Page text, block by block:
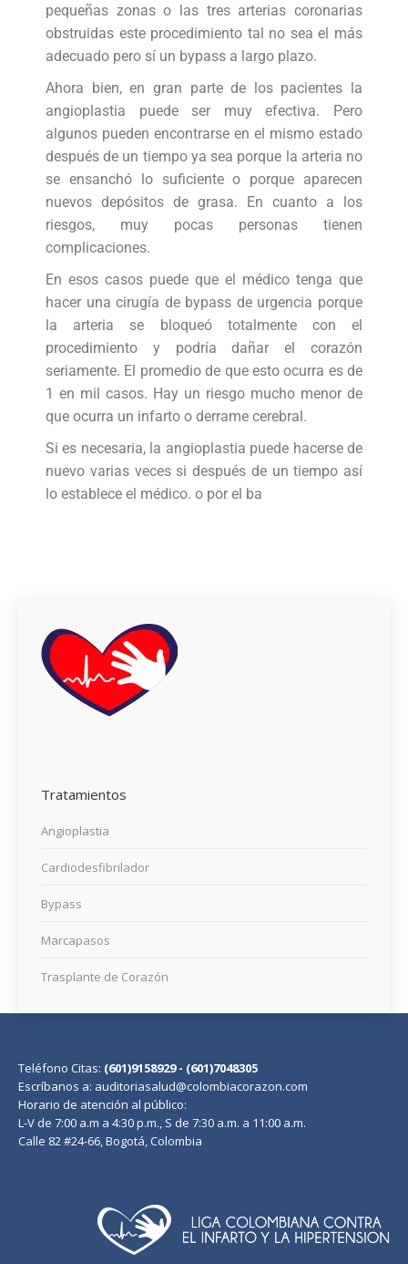
pequeñas zonas o las tres arterias coronarias
obstruidas este procedimiento tal no sea el más
adecuado pero sí un bypass a largo plazo.
Ahora bien, en gran parte de los pacientes la
angioplastia puede ser muy efectiva. Pero
algunos pueden encontrarse en el mismo estado
después de un tiempo ya sea porque la arteria no
se ensanchó lo suficiente o porque aparecen
nuevos depósitos de grasa. En cuanto a los
riesgos, muy pocas personas tienen
complicaciones.
En esos casos puede que el médico tenga que
hacer una cirugía de bypass de urgencia porque
la arteria se bloqueó totalmente con el
procedimiento y podría dañar el corazón
seriamente. El promedio de que esto ocurra es de
1 en mil casos. Hay un riesgo mucho menor de
que ocurra un infarto o derrame cerebral.
Si es necesaria, la angioplastia puede hacerse de
nuevo varias veces si después de un tiempo así
lo establece el médico. o por el ba
Tratamientos
Angioplastia
Cardiodesfibrilador
Bypass
Marcapasos
Trasplante de Corazón
Teléfono Citas: (601)9158929 - (601)7048305
Escríbanos a: auditoriasalud@colombiacorazon.com
Horario de atención al público:
L-V de 7:00 a.m a 4:30 p.m., S de 7:30 a.m. a 11:00 a.m.
Calle 82 #24-66, Bogotá, Colombia